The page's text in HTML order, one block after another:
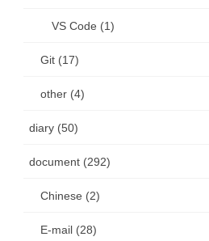
VS Code (1)
Git (17)
other (4)
diary (50)
document (292)
Chinese (2)
E-mail (28)